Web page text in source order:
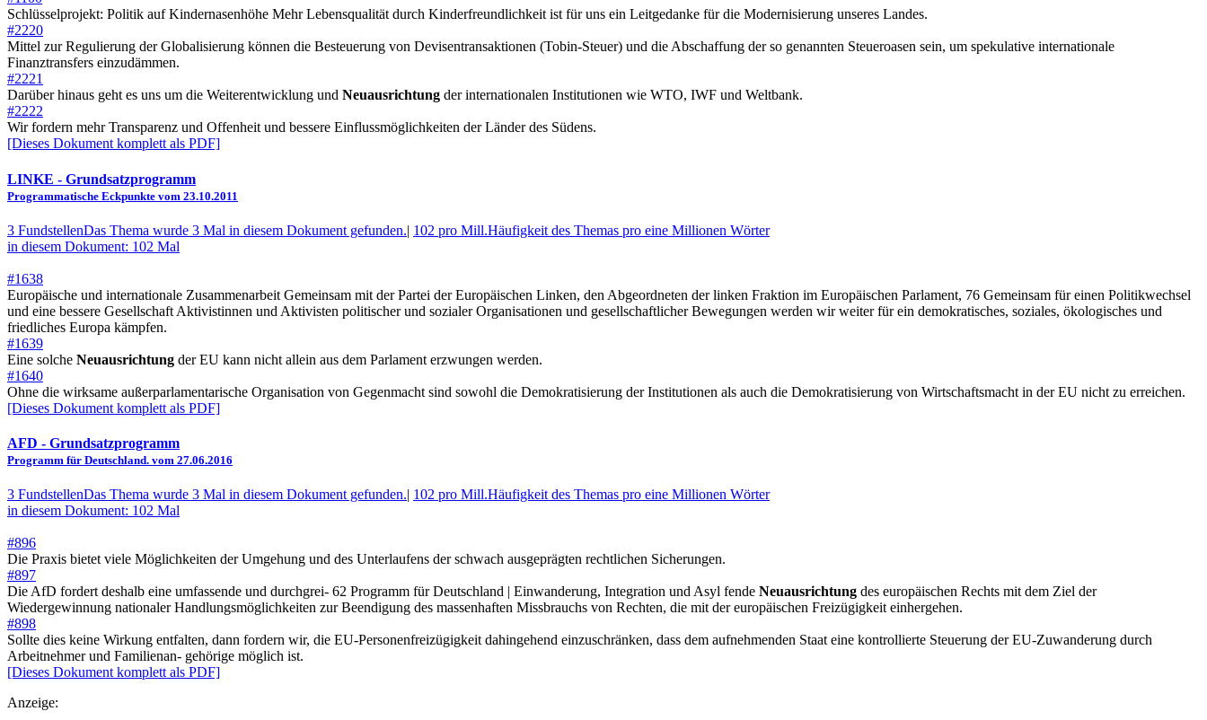
Schlüsselprojekt: Politik auf Kindernasenhöhe Mehr Lebensqualität durch Kinderfreundlichkeit ist für uns ein Leitgedanke für die Modernisierung unseres Landes.
#2220
Mittel zur Regulierung der Globalisierung können die Besteuerung von Devisentransaktionen (Tobin-Steuer) und die Abschaffung der so genannten Steueroasen sein, um spekulative internationale
Finanztransfers einzudämmen.
#2221
Darüber hinaus geht es uns um die Weiterentwicklung und Neuausrichtung der internationalen Institutionen wie WTO, IWF und Weltbank.
#2222
Wir fordern mehr Transparenz und Offenheit und bessere Einflussmöglichkeiten der Länder des Südens.
[Dieses Dokument komplett als PDF]
LINKE - Grundsatzprogramm
Programmatische Eckpunkte vom 23.10.2011
3 FundstellenDas Thema wurde 3 Mal in diesem Dokument gefunden.| 102 pro Mill.Häufigkeit des Themas pro eine Millionen Wörter
in diesem Dokument: 102 Mal
#1638
Europäische und internationale Zusammenarbeit Gemeinsam mit der Partei der Europäischen Linken, den Abgeordneten der linken Fraktion im Europäischen Parlament, 76 Gemeinsam für einen Politikwechsel
und eine bessere Gesellschaft Aktivistinnen und Aktivisten politischer und sozialer Organisationen und gesellschaftlicher Bewegungen werden wir weiter für ein demokratisches, soziales, ökologisches und
friedliches Europa kämpfen.
#1639
Eine solche Neuausrichtung der EU kann nicht allein aus dem Parlament erzwungen werden.
#1640
Ohne die wirksame außerparlamentarische Organisation von Gegenmacht sind sowohl die Demokratisierung der Institutionen als auch die Demokratisierung von Wirtschaftsmacht in der EU nicht zu erreichen.
[Dieses Dokument komplett als PDF]
AFD - Grundsatzprogramm
Programm für Deutschland. vom 27.06.2016
3 FundstellenDas Thema wurde 3 Mal in diesem Dokument gefunden.| 102 pro Mill.Häufigkeit des Themas pro eine Millionen Wörter
in diesem Dokument: 102 Mal
#896
Die Praxis bietet viele Möglichkeiten der Umgehung und des Unterlaufens der schwach ausgeprägten rechtlichen Sicherungen.
#897
Die AfD fordert deshalb eine umfassende und durchgrei- 62 Programm für Deutschland | Einwanderung, Integration und Asyl fende Neuausrichtung des europäischen Rechts mit dem Ziel der
Wiedergewinnung nationaler Handlungsmöglichkeiten zur Beendigung des massenhaften Missbrauchs von Rechten, die mit der europäischen Freizügigkeit einhergehen.
#898
Sollte dies keine Wirkung entfalten, dann fordern wir, die EU-Personenfreizügigkeit dahingehend einzuschränken, dass dem aufnehmenden Staat eine kontrollierte Steuerung der EU-Zuwanderung durch
Arbeitnehmer und Familienan- gehörige möglich ist.
[Dieses Dokument komplett als PDF]
Anzeige: